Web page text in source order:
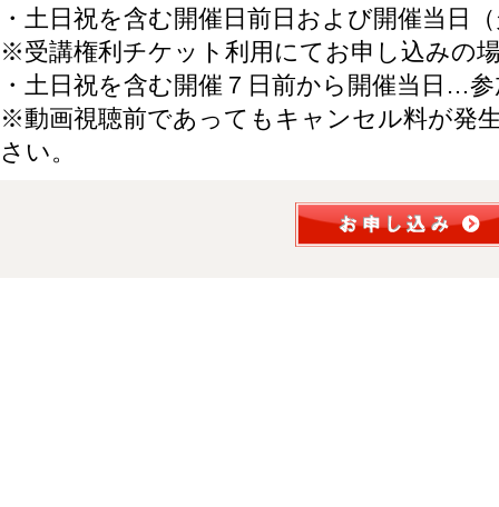
・土日祝を含む開催日前日および開催当日
※受講権利チケット利用にてお申し込みの
・土日祝を含む開催７日前から開催当日…
※動画視聴前であってもキャンセル料が発
さい。